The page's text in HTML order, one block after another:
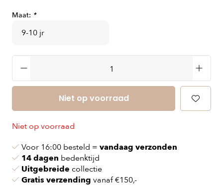
Maat: *
Niet op voorraad
Niet op voorraad
Voor 16:00 besteld = vandaag verzonden
14 dagen bedenktijd
Uitgebreide collectie
Gratis verzending vanaf €150,-